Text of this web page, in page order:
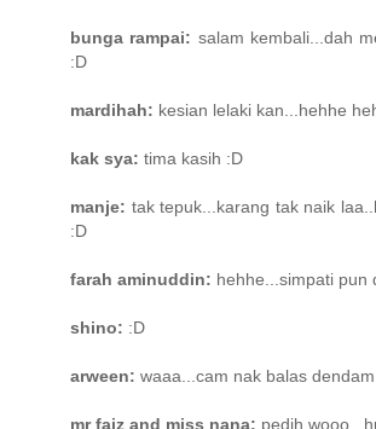
bunga rampai: salam kembali...dah
:D
mardihah: kesian lelaki kan...hehhe
kak sya: tima kasih :D
manje: tak tepuk...karang tak naik
:D
farah aminuddin: hehhe...simpati pun
shino: :D
arween: waaa...cam nak balas
mr faiz and miss nana: pedih